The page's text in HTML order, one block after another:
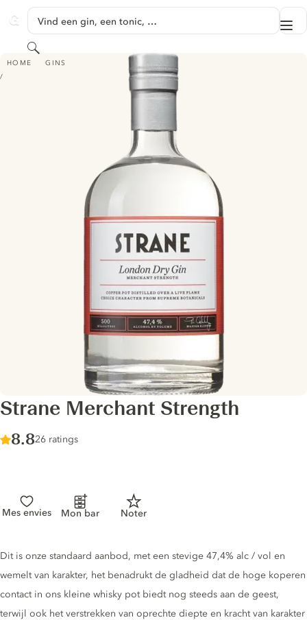
GINVENTORY
Vind een gin, een tonic, …
Zoeken
HOME GINS
STRANE MERCHANT STRENGTH
Strane Merchant Strength
Score :
8.8/ 10
26 ratings
Mes envies Mon bar Noter
Gin description
Dit is onze standaard aanbod, met een stevige 47,4% alc / vol en
wemelt van karakter, het benadrukt de gladheid dat de hoge koperen
contact in ons kleine whisky pot biedt nog steeds aan de geest,
terwijl ook het verstrekken van oprechte diepte en kracht van karakter